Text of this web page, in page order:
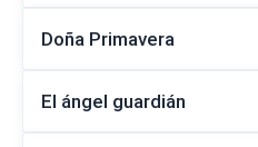
Doña Primavera
El ángel guardián